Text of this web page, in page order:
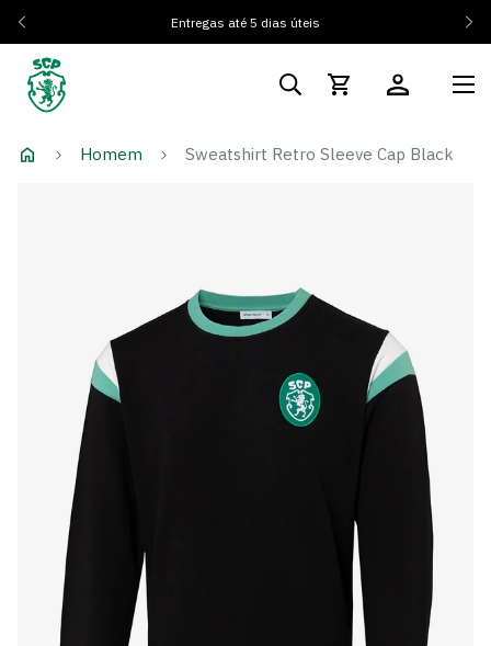
Entregas até 5 dias úteis
Homem Sweatshirt Retro Sleeve Cap Black